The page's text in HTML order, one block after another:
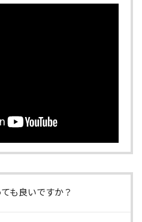
も良いですか？